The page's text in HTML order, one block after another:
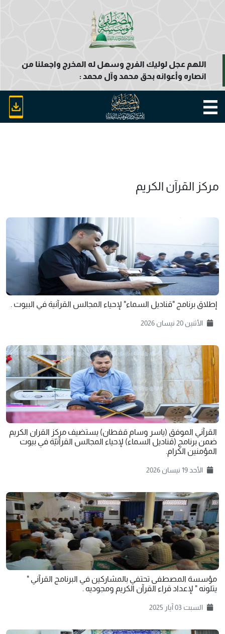
اللهم عجل لوليك الفرج وسهل له المخرج واجعلنا من
انصاره وأعوانه بحق محمد وآل محمد :
مركز القرآن الكريم
إطلاق برنامج "قناديل السماء" لإحياء المجالس القرآنية في البيوت .
الأثنين 20 نيسان 2026
القرآني الموفق (ياسر وسام قفطان) يستضيف مركز القران الكريم
ضمن برنامج (قناديل السماء) لإحياء المجالس القرآنيّة في بيوت
المؤمنين الكرام.
الأحد 19 نيسان 2026
‏مؤسسة المصطفى تحتفي بالمشاركين في البرنامج القرآني "
يتلونه " لإعداد قراء القرآن الكريم ومجوديه .
السبت 03 آيار 2025